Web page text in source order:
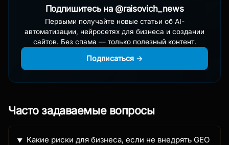
Подпишитесь на @raisovich_news
Первыми получайте новые статьи об AI-
автоматизации, нейросетях для бизнеса и создании
сайтов. Без спама — только полезный контент.
Подписаться →
Часто задаваемые вопросы
Какие риски для бизнеса, если не внедрять GEO